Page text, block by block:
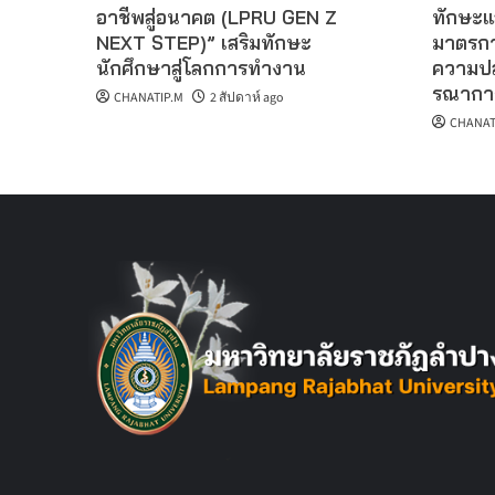
อาชีพสู่อนาคต (LPRU GEN Z
NEXT STEP)” เสริมทักษะ
นักศึกษาสู่โลกการทำงาน
CHANATIP.M 2 สัปดาห์ ago
ทักษะ
มาตรก
ความ
รณากา